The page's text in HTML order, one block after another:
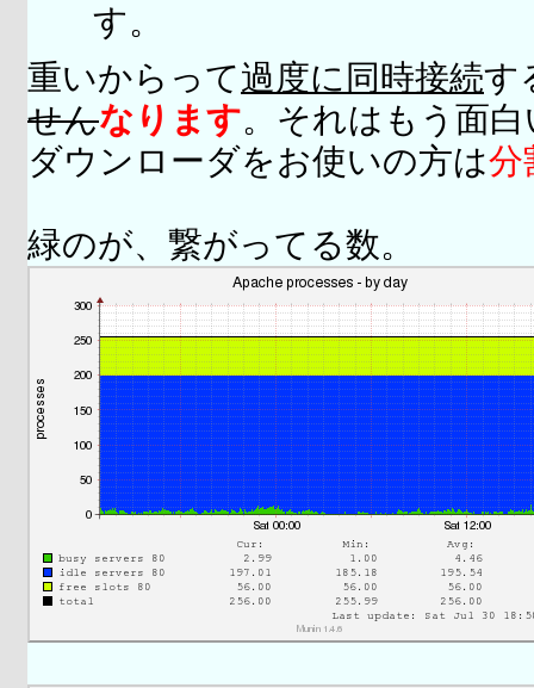
す。
重いからって過度に同時接続す
せんなります。それはもう面
ダウンローダをお使いの方は分
緑のが、繋がってる数。